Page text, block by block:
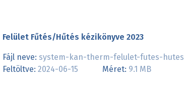
Felület Fűtés/Hűtés kézikönyve 2023
Fájl neve: system-kan-therm-felulet-futes-
Feltöltve: 2024-06-15 Méret: 9.1 MB